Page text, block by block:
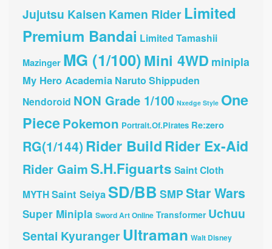
Jujutsu Kaisen Kamen Rider Limited
Premium Bandai Limited Tamashii
Mazinger MG (1/100)Mini 4WD minipla
My Hero Academia Naruto Shippuden
Nendoroid NON Grade 1/100 Nxedge Style One
PiecePokemon Portrait.Of.Pirates Re:zero
RG(1/144)Rider BuildRider Ex-Aid
Rider Gaim S.H.Figuarts Saint Cloth
MYTHSaint SeiyaSD/BB SMPStar Wars
Super Minipla Sword Art Online Transformer Uchuu
Sentai KyurangerUltraman Walt Disney